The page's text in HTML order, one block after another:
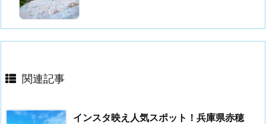
関連記事
インスタ映え人気スポット！兵庫県赤穂